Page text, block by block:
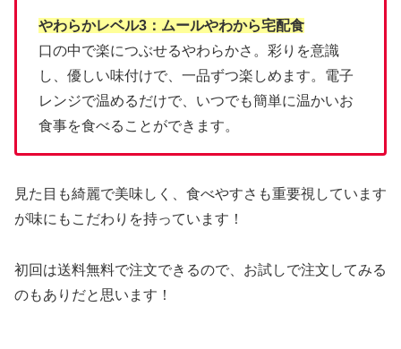
やわらかレベル3：ムールやわから宅配食
口の中で楽につぶせるやわらかさ。彩りを意識
し、優しい味付けで、一品ずつ楽しめます。電子
レンジで温めるだけで、いつでも簡単に温かいお
食事を食べることができます。
見た目も綺麗で美味しく、食べやすさも重要視しています
が味にもこだわりを持っています！
初回は送料無料で注文できるので、お試しで注文してみる
のもありだと思います！